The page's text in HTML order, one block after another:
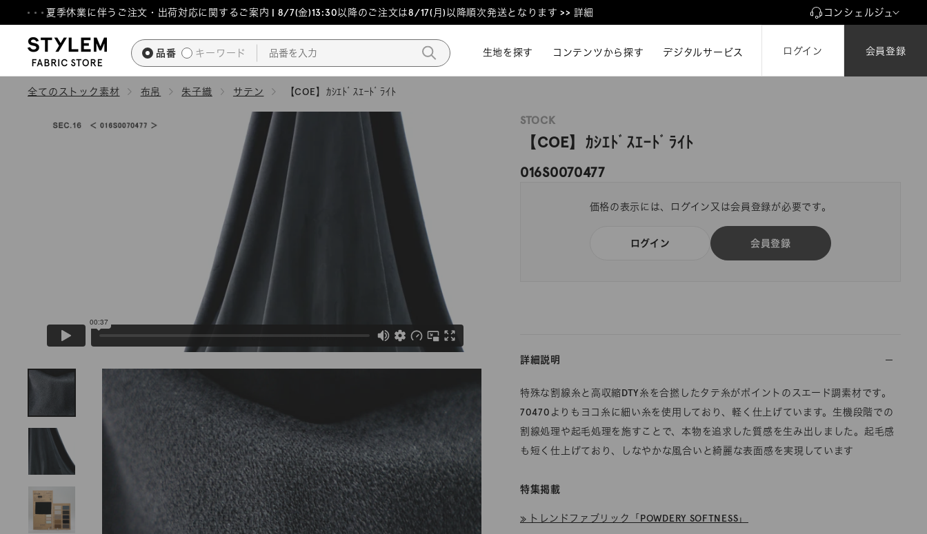
キ
し
夏季休業に伴うご注文・出荷対応に関するご案内 | 8/7(金)13:30以降のご注文は8/17(月)以降順次発送となります >> 詳細 コンシェルジュ
品番 キーワード 生地を探す
生地を探す コンテンツから探す
コンテンツから探す デジタルサービス ログイン 会員登録
全てのストック素材 布帛 朱子織 サテン 【COE】ｶｼｴﾄﾞｽｴｰﾄﾞﾗｲﾄ
STOCK
【COE】ｶｼｴﾄﾞｽｴｰﾄﾞﾗｲﾄ
016S0070477
価格の表示には、ログイン又は会員登録が必要です。
ログイン 会員登録
詳細説明
特殊な割線糸と高収縮DTY糸を合撚したタテ糸がポイントのスエード調素材です。
70470よりもヨコ糸に細い糸を使用しており、軽く仕上げています。生機段階での
割線処理や起毛処理を施すことで、本物を追求した質感を生み出しました。起毛感
も短く仕上げており、しなやかな風合いと綺麗な表面感を実現しています
特集掲載
≫ トレンドファブリック「POWDERY SOFTNESS」